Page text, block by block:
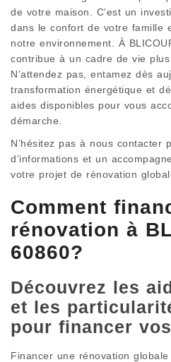
de votre maison. C’est un
dans le confort de votre famille
notre environnement. À
contribue à un cadre de vie
N’attendez pas, entamez dès
transformation énergétique et
aides disponibles pour vous
démarche.
N’hésitez pas à nous contacter
d’informations et un
votre projet de rénovation
Comment
rénovation à
60860?
Découvrez les
et les
pour financer
Financer une rénovation